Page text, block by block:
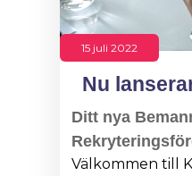
15 juli 2022
Nu
Ditt nya
Välkommen till